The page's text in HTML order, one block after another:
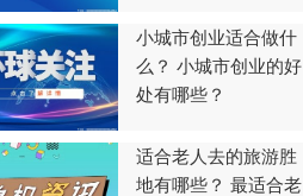
小城市创业适合做什
么？ 小城市创业的好
处有哪些？
适合老人去的旅游胜
地有哪些？ 最适合老